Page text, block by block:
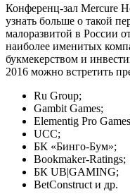
Конференц-зал Mercure
узнать больше о такой
малоразвитой в России
наиболее именитых
букмекерством и
2016 можно встретить
Ru Group;
Gambit Games;
Elementig Pro
UCC;
БК «Бинго-Бум»;
Bookmaker-Ratings;
БК UB|GAMING;
BetConstruct и др.